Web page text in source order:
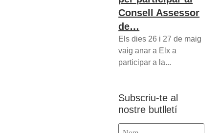
Consell Assessor
de…
Els dies 26 i 27 de maig
vaig anar a Elx a
participar a la...
Subscriu-te al
nostre butlletí